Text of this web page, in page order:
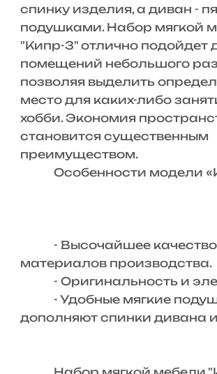
спинку изделия, а диван -
подушками. Набор мягкой
"Кипр-3" отлично подойдет
помещений небольшого
позволяя выделить
место для каких-либо
хобби. Экономия
становится существенным
преимуществом.
Особенности модели
- Высочайшее качество
материалов производства.
- Оригинальность и
- Удобные мягкие
дополняют спинки дивана